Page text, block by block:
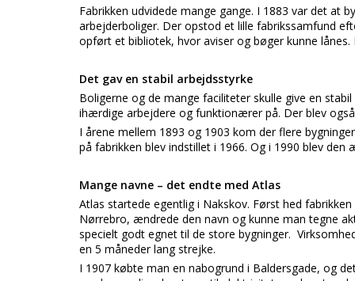
Fabrikken udvidede mange gange. I 1883 var det at
arbejderboliger. Der opstod et lille fabrikssamfund
opført et bibliotek, hvor aviser og bøger kunne
Det gav en stabil arbejdsstyrke
Boligerne og de mange faciliteter skulle give en
ihærdige arbejdere og funktionærer på. Der blev
I årene mellem 1893 og 1903 kom der flere
på fabrikken blev indstillet i 1966. Og i 1990 blev
Mange navne – det endte med Atlas
Atlas startede egentlig i Nakskov. Først hed
Nørrebro, ændrede den navn og kunne man tegne
specielt godt egnet til de store bygninger.
en 5 måneder lang strejke.
I 1907 købte man en nabogrund i Baldersgade, og